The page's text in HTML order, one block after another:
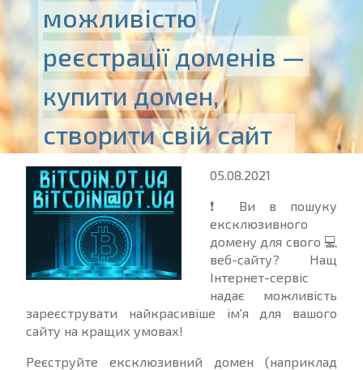
можливістю
реєстрації доменів —
купити домен,
створити свій сайт
05.08.2021
❗ Ви в пошуку
ексклюзивного
домену для свого 💻
веб-сайту? Нащ
Інтернет-сервіс
надає можливість
зареєструвати найкрасивіше ім'я для вашого
сайту на кращих умовах!
Реєструйте ексклюзивний домен (наприклад